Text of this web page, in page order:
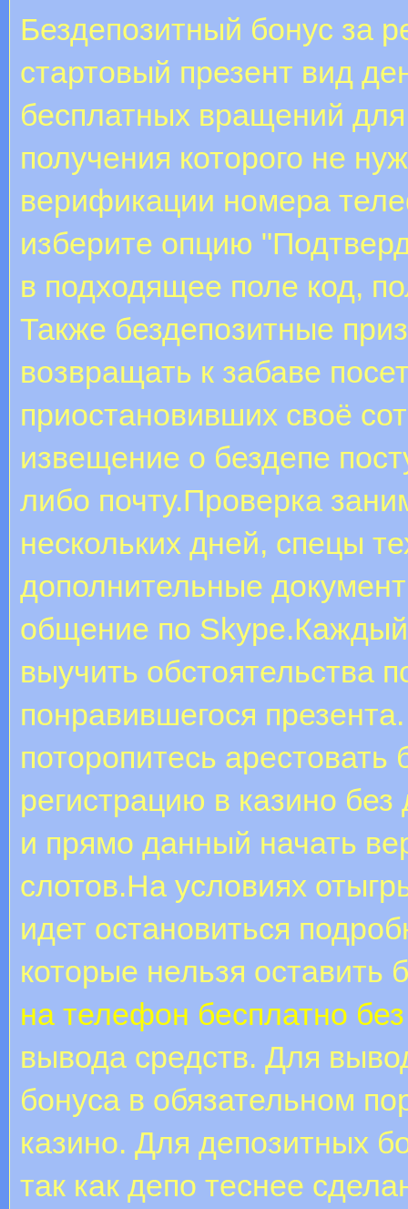
Бездепозитный бонус за
стартовый презент вид
бесплатных вращений
получения которого не
верификации номера
изберите опцию
в подходящее поле код,
Также бездепозитные
возвращать к забаве
приостановивших своё
извещение о бездепе
либо почту.Проверка
нескольких дней, спецы
дополнительные
общение по
выучить обстоятельства
понравившегося
поторопитесь
регистрацию в казино
и прямо данный начать
слотов.На условиях
идет остановиться
которые нельзя оставить
на телефон бесплатно
вывода средств. Для
бонуса в обязательном
казино. Для депозитных
так как депо теснее